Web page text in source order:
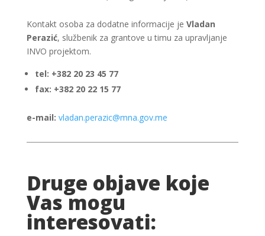
Kontakt osoba za dodatne informacije je Vladan
Perazić, službenik za grantove u timu za upravljanje
INVO projektom.
tel: +382 20 23 45 77
fax: +382 20 22 15 77
e-mail: vladan.perazic@mna.gov.me
Druge objave koje
Vas mogu
interesovati: